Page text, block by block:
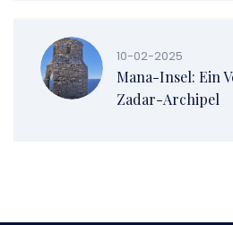
10-02-2025
Mana-Insel: Ein
Zadar-Archipel